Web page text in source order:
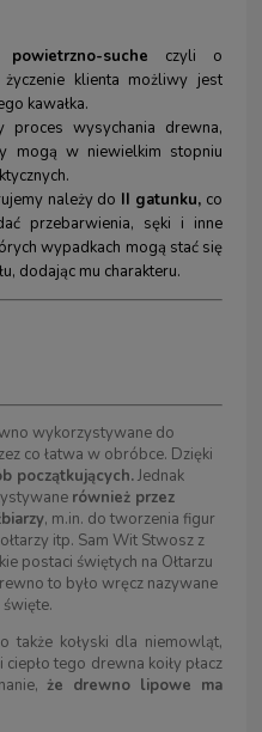
powietrzno-suche czyli o
klienta możliwy jest
kawałka.
wysychania drewna,
mogą w niewielkim stopniu
należy do II gatunku, co
przebarwienia, sęki i inne
wypadkach mogą stać się
dodając mu charakteru.
wykorzystywane do
co łatwa w obróbce. Dzięki
początkujących.Jednak
również przez
, m.in. do tworzenia figur
itp. Sam Wit Stwosz z
postaci świętych na Ołtarzu
to było wręcz nazywane
także kołyski dla niemowląt,
tego drewna koiły płacz
że drewno lipowe ma